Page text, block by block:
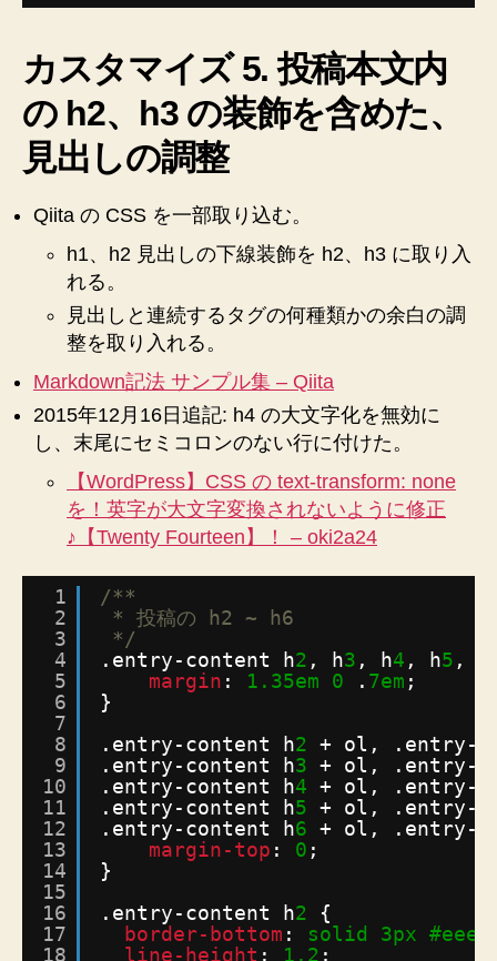
カスタマイズ 5. 投稿本文内
の h2、h3 の装飾を含めた、
見出しの調整
Qiita の CSS を一部取り込む。
h1、h2 見出しの下線装飾を h2、h3 に取り入
れる。
見出しと連続するタグの何種類かの余白の調
整を取り入れる。
Markdown記法 サンプル集 – Qiita
2015年12月16日追記: h4 の大文字化を無効に
し、末尾にセミコロンのない行に付けた。
【WordPress】CSS の text-transform: none
を！英字が大文字変換されないように修正
♪【Twenty Fourteen】！ – oki2a24
1
2
3
4
5
6
7
8
9
10
11
12
13
14
15
16
17
18
/**
* 投稿の h2 ~ h6
*/
.entry-content h2 , h3 , h4 , h5 , h
margin : 1.35em 0 . 7em ;
}
.entry-content h2 + ol, .entry-
.entry-content h3 + ol, .entry-
.entry-content h4 + ol, .entry-
.entry-content h5 + ol, .entry-
.entry-content h6 + ol, .entry-
margin-top : 0 ;
}
.entry-content h2
{
border-bottom : solid 3px #eee
line-height : 1.2 ;